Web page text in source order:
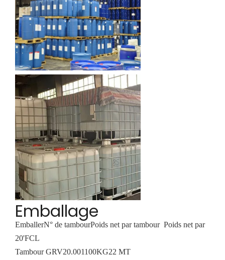
Emballage
EmballerN° de tambourPoids net par tambour Poids net par
20'FCL
Tambour GRV20.001100KG22 MT